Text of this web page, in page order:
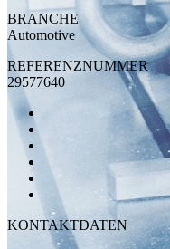
BRANCHE
Automotive
REFERENZNUMMER
29577640
KONTAKTDATEN